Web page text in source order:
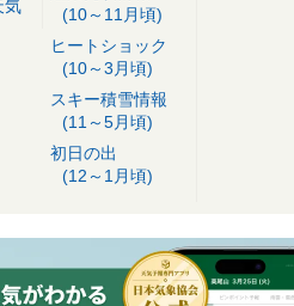
気
(10～11月頃)
ヒートショック
(10～3月頃)
スキー積雪情報
(11～5月頃)
初日の出
(12～1月頃)